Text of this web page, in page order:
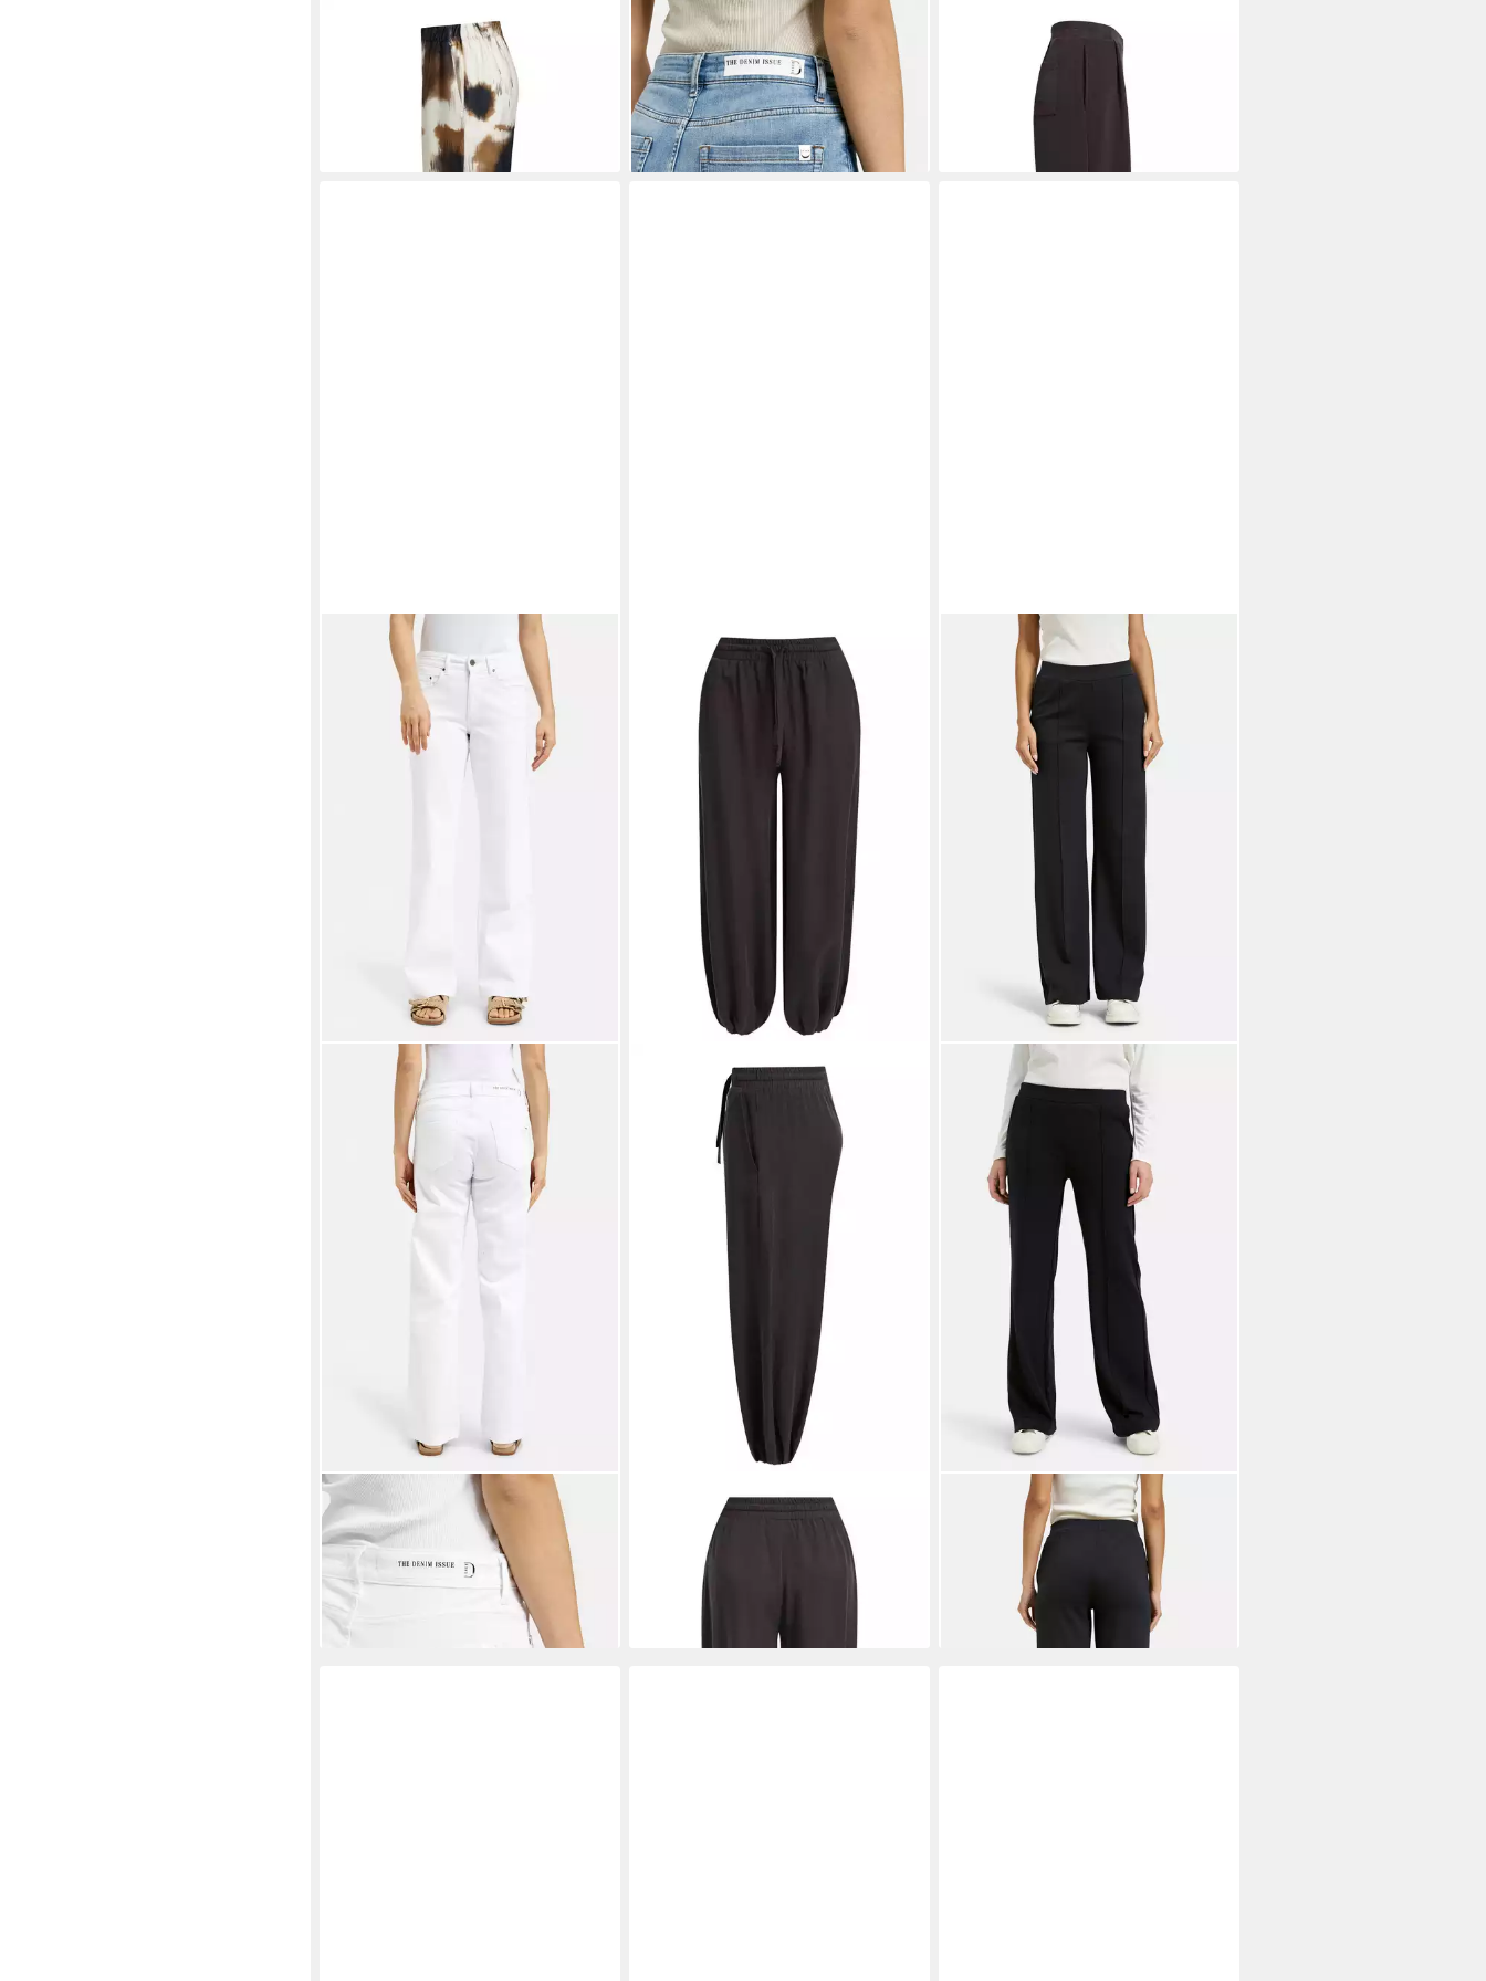
SMITH & SOULStoffhose mit
Elastikbund und Allover-Print
UVP99,99 €
SMITH & SOUL
7/8-Jeans Culotte,
Cropped
ab 73,99 € UVP89,99 €
-18%
SMITH & SOULSchlupfhose mit
Bundfalten, Wide Leg
SMITH & SOUL
5-Pocket-Jeans im
Straight-Fit, Mid Rise
ab 72,99 €
89,99 €
-19%
SMITH & SOULSchlupfhose mit
Elastikbund, Lyocell
ab 72,99 €
SMITH & SOULStoffhose mit
abgesteppten Bügelfalten
UVP